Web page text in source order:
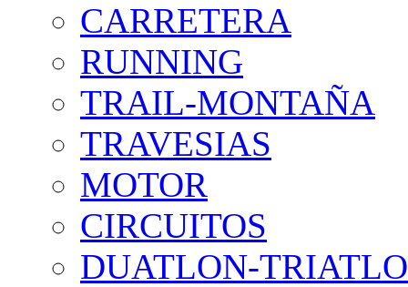
CARRETERA
RUNNING
TRAIL-MONTAÑA
TRAVESIAS
MOTOR
CIRCUITOS
DUATLON-